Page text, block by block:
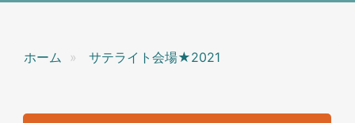
ホーム サテライト会場★2021